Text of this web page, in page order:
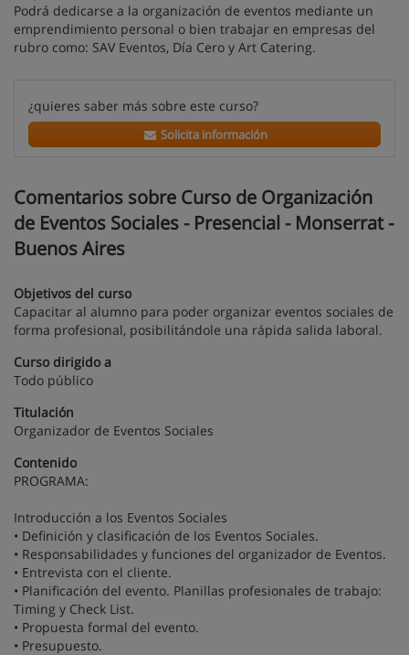
Podrá dedicarse a la organización de eventos mediante un
emprendimiento personal o bien trabajar en empresas del
rubro como: SAV Eventos, Día Cero y Art Catering.
¿quieres saber más sobre este curso?
Solicita información
Comentarios sobre Curso de Organización
de Eventos Sociales - Presencial - Monserrat -
Buenos Aires
Objetivos del curso
Capacitar al alumno para poder organizar eventos sociales de
forma profesional, posibilitándole una rápida salida laboral.
Curso dirigido a
Todo público
Titulación
Organizador de Eventos Sociales
Contenido
PROGRAMA:
Introducción a los Eventos Sociales
• Definición y clasificación de los Eventos Sociales.
• Responsabilidades y funciones del organizador de Eventos.
• Entrevista con el cliente.
• Planificación del evento. Planillas profesionales de trabajo:
Timing y Check List.
• Propuesta formal del evento.
• Presupuesto.